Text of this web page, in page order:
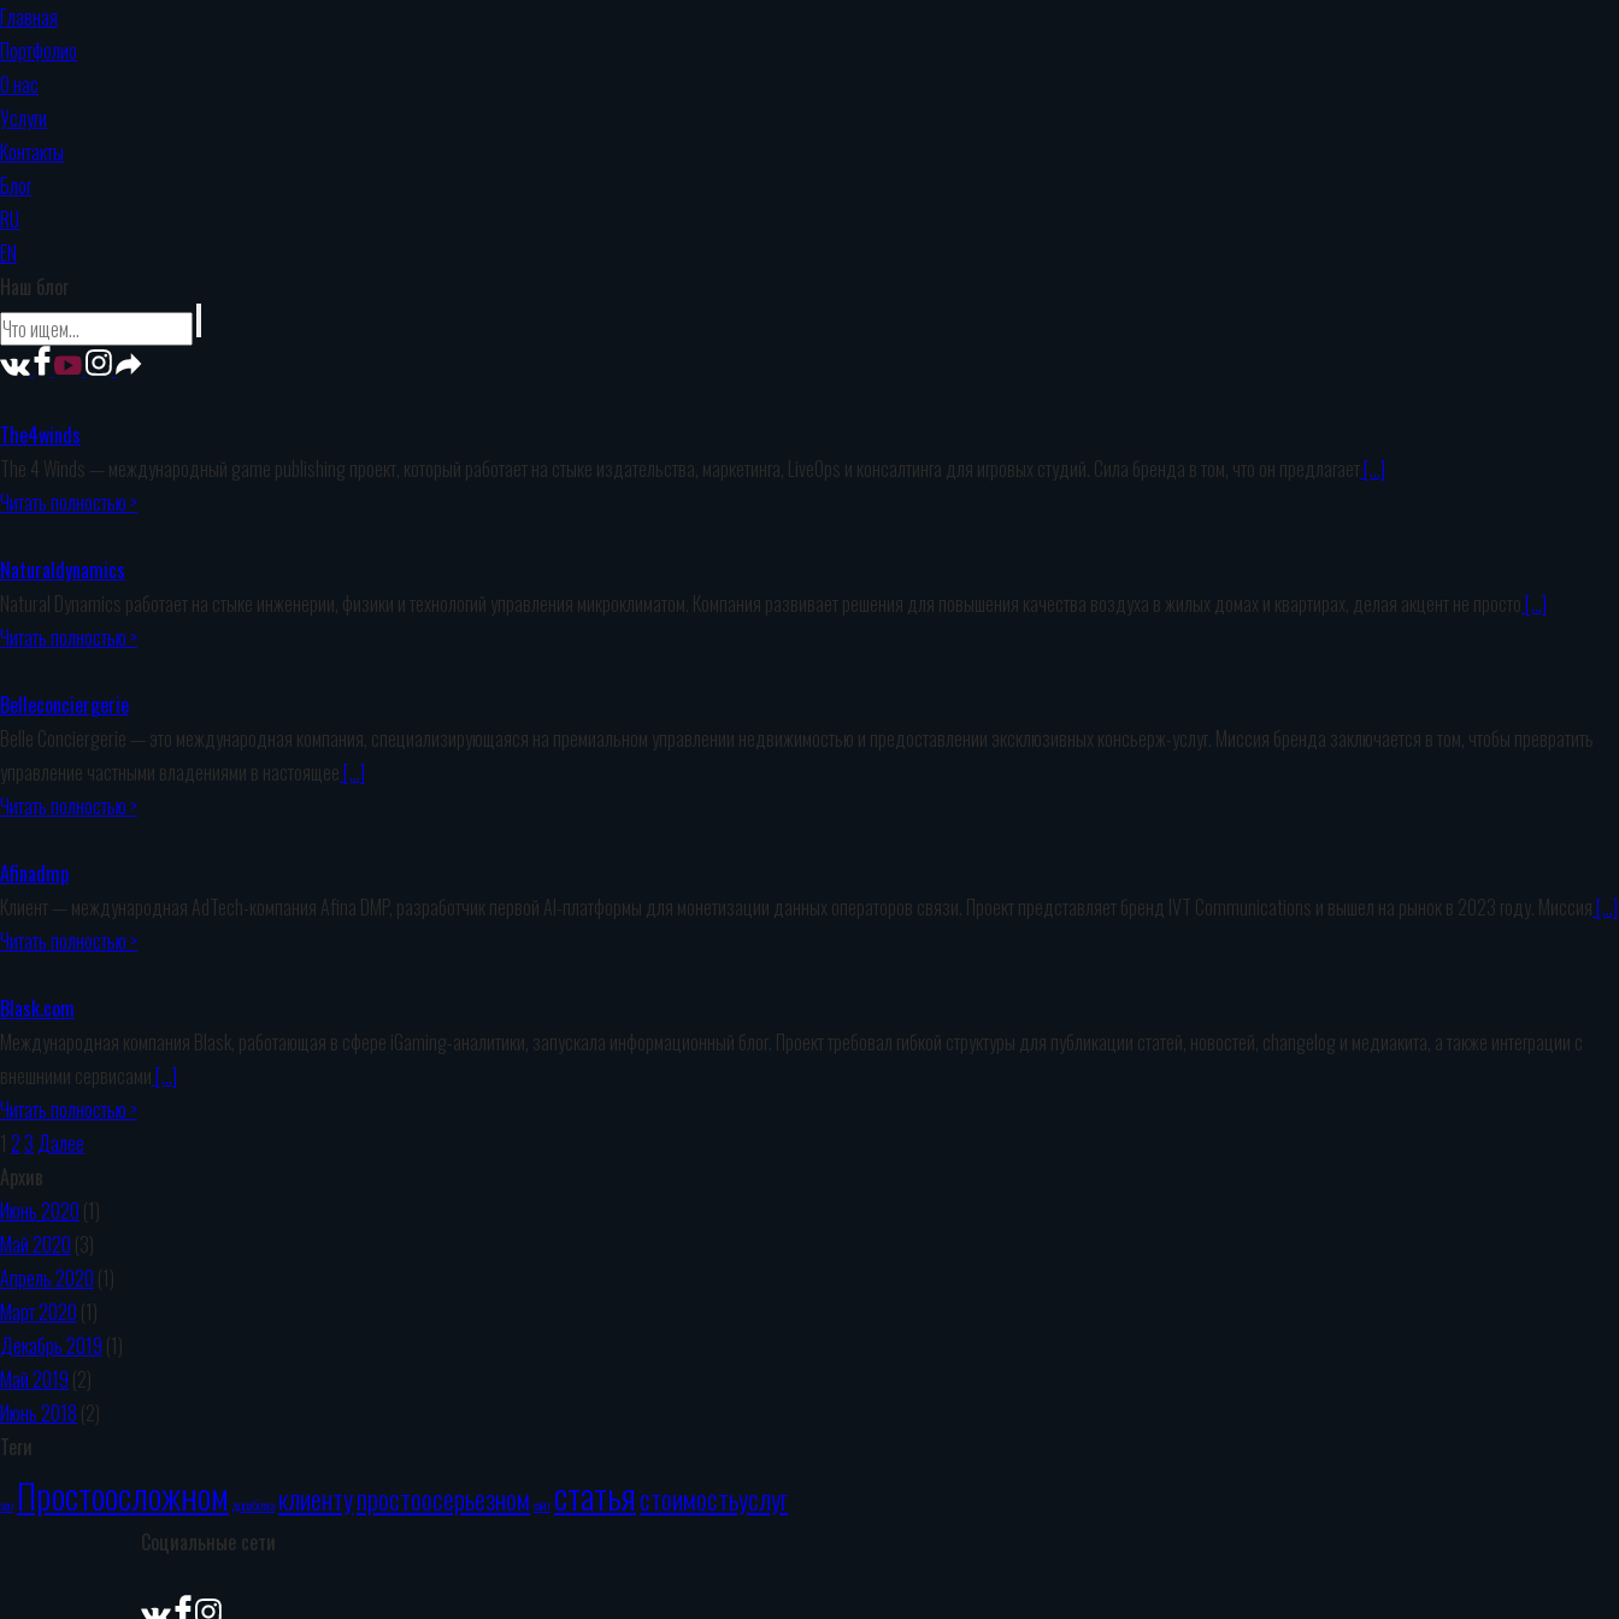
Главная
Портфолио
О нас
Услуги
Контакты
Блог
RU
EN
Наш блог
The4winds
The 4 Winds — международный game publishing проект, который работает на стыке издательства, маркетинга, LiveOps и консалтинга для игровых студий. Сила бренда в том, что он предлагает[…]
Читать полностью >
Naturaldynamics
Natural Dynamics работает на стыке инженерии, физики и технологий управления микроклиматом. Компания развивает решения для повышения качества воздуха в жилых домах и квартирах, делая акцент не просто[…]
Читать полностью >
Belleconciergerie
Belle Conciergerie — это международная компания, специализирующаяся на премиальном управлении недвижимостью и предоставлении эксклюзивных консьерж-услуг. Миссия бренда заключается в том, чтобы превратить
управление частными владениями в настоящее[…]
Читать полностью >
Afinadmp
Клиент — международная AdTech-компания Afina DMP, разработчик первой AI-платформы для монетизации данных операторов связи. Проект представляет бренд IVT Communications и вышел на рынок в 2023 году. Миссия[…]
Читать полностью >
Blask.com
Международная компания Blask, работающая в сфере iGaming-аналитики, запускала информационный блог. Проект требовал гибкой структуры для публикации статей, новостей, changelog и медиакита, а также интеграции с
внешними сервисами[…]
Читать полностью >
1 23Далее
Архив
Июнь 2020 (1)
Май 2020 (3)
Апрель 2020 (1)
Март 2020 (1)
Декабрь 2019 (1)
Май 2019 (2)
Июнь 2018 (2)
Теги
seo Простоосложном доработка клиентупростоосерьезном сайт статьястоимостьуслуг
Социальные сети